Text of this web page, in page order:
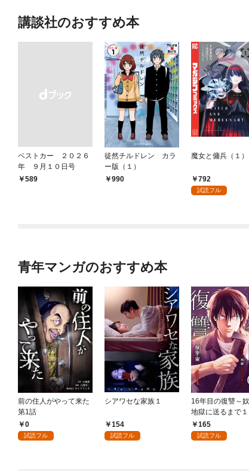
講談社のおすすめ本
ベストカー ２０２６
年 ９月１０日号
￥589
徒然チルドレン カラ
ー版（１）
990
魔女と傭兵（１）
792
試読フル
青年マンガのおすすめ本
前の住人がやって来た
第1話
0
試読フル
シアワセな家族１
154
試読フル
16年目の復讐～
地獄に送るまで１
165
試読フル